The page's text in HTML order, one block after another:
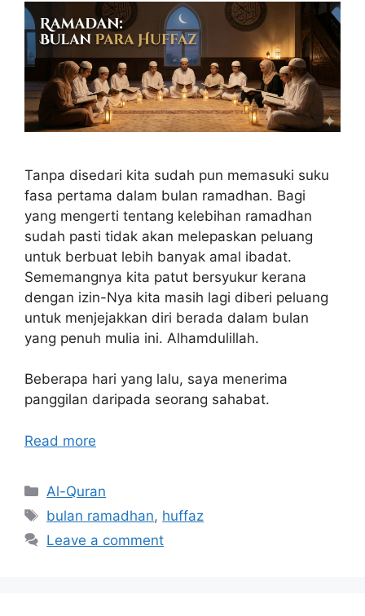
Tanpa disedari kita sudah pun memasuki suku
fasa pertama dalam bulan ramadhan. Bagi
yang mengerti tentang kelebihan ramadhan
sudah pasti tidak akan melepaskan peluang
untuk berbuat lebih banyak amal ibadat.
Sememangnya kita patut bersyukur kerana
dengan izin-Nya kita masih lagi diberi peluang
untuk menjejakkan diri berada dalam bulan
yang penuh mulia ini. Alhamdulillah.
Beberapa hari yang lalu, saya menerima
panggilan daripada seorang sahabat.
Read more
Categories
Al-Quran
Tags
bulan ramadhan, huffaz
Leave a comment